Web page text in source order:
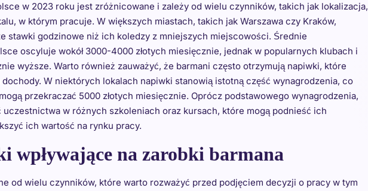
w 2023 roku jest zróżnicowane i zależy od wielu czynników, takich jak lokalizacja,
w którym pracuje. W większych miastach, takich jak Warszawa czy Kraków,
stawki godzinowe niż ich koledzy z mniejszych miejscowości. Średnie
oscyluje wokół 3000-4000 złotych miesięcznie, jednak w popularnych klubach i
wyższe. Warto również zauważyć, że barmani często otrzymują napiwki, które
W niektórych lokalach napiwki stanowią istotną część wynagrodzenia, co
przekraczać 5000 złotych miesięcznie. Oprócz podstawowego wynagrodzenia,
uczestnictwa w różnych szkoleniach oraz kursach, które mogą podnieść ich
ich wartość na rynku pracy.
wpływające na zarobki barmana
od wielu czynników, które warto rozważyć przed podjęciem decyzji o pracy w tym